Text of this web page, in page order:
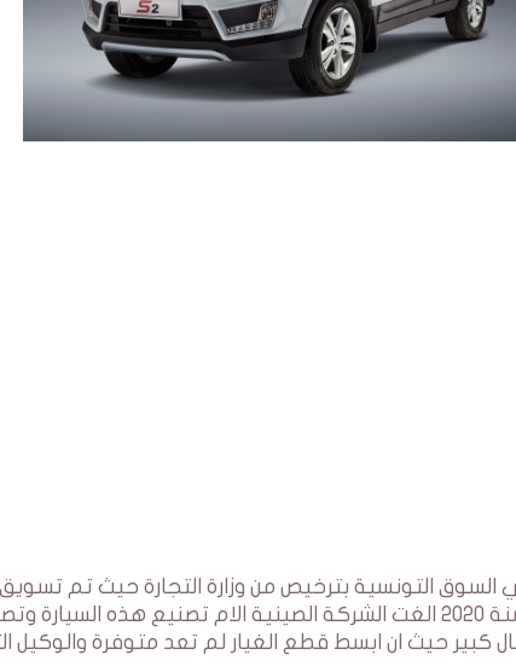
الف دينار للسيارة، غير انه وفي سنة 2020 الغت الشركة الصينية الام تصنيع
كبير حيث ان ابسط قطع الغيار لم تعد متوفرة